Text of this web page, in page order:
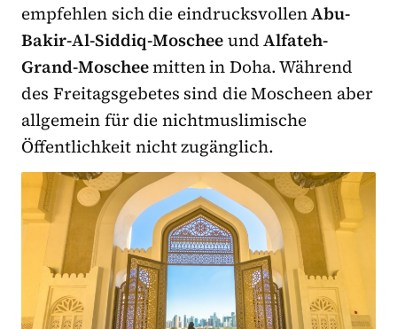
empfehlen sich die eindrucksvollenAbu-
Bakir-Al-Siddiq-MoscheeundAlfateh-
Grand-Moscheemitten in Doha. Während
des Freitagsgebetes sind die Moscheen aber
allgemein für die nichtmuslimische
Öffentlichkeit nicht zugänglich.